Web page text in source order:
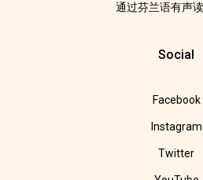
通过芬兰语有声
Social
Facebook
Instagram
Twitter